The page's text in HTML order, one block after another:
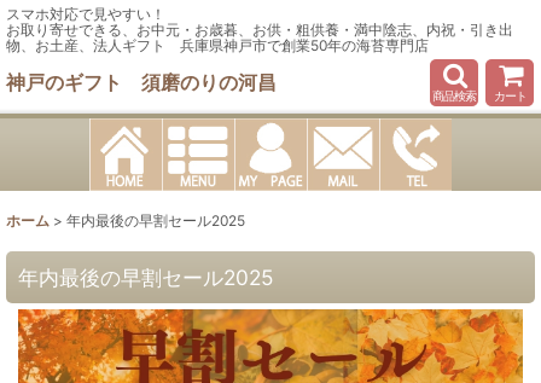
スマホ対応で見やすい！
お取り寄せできる、お中元・お歳暮、お供・粗供養・満中陰志、内祝・引き出
物、お土産、法人ギフト 兵庫県神戸市で創業50年の海苔専門店
神戸のギフト 須磨のりの河昌
商品検索 カート
ホーム > 年内最後の早割セール2025
年内最後の早割セール2025